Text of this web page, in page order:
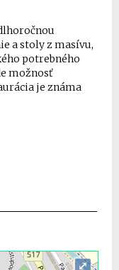
a stoly z masívu,
potrebného
možnosť
je známa
⤢